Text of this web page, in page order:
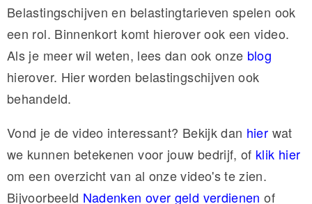
Belastingschijven en belastingtarieven spelen ook
een rol. Binnenkort komt hierover ook een video.
Als je meer wil weten, lees dan ook onze blog
hierover. Hier worden belastingschijven ook
behandeld.
Vond je de video interessant? Bekijk dan hier wat
we kunnen betekenen voor jouw bedrijf, of klik hier
om een overzicht van al onze video's te zien.
Bijvoorbeeld Nadenken over geld verdienen of